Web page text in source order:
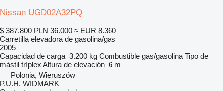
Nissan UGD02A32PQ
$ 387.800 PLN 36.000 ≈ EUR 8.360
Carretilla elevadora de gasolina/gas
2005
Capacidad de carga 3.200 kg Combustible gas/gasolina Tipo de
mástil tríplex Altura de elevación 6 m
Polonia, Wieruszów
P.U.H. WIDMARK